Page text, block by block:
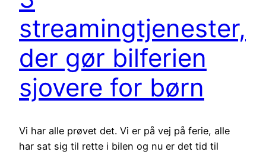
streamingtjenester,
der gør bilferien
sjovere for børn
Vi har alle prøvet det. Vi er på vej på ferie, alle
har sat sig til rette i bilen og nu er det tid til